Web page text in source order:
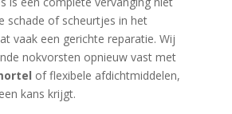
schade of scheurtjes in het
vaak een gerichte reparatie. Wij
nokvorsten opnieuw vast met
of flexibele afdichtmiddelen,
kans krijgt.